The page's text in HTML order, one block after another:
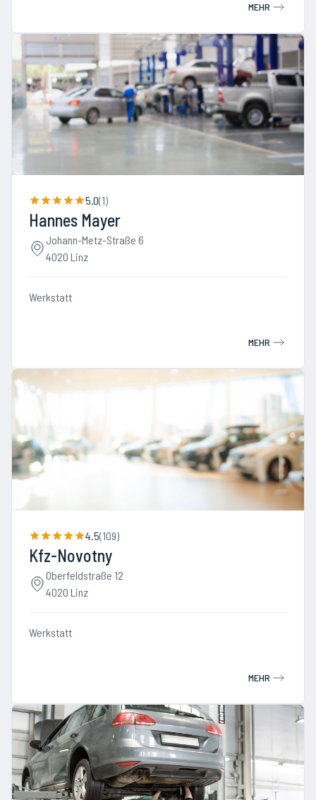
MEHR
5.0(1)
Hannes Mayer
Johann-Metz-Straße 6
4020 Linz
Werkstatt
MEHR
4.5(109)
Kfz-Novotny
Oberfeldstraße 12
4020 Linz
Werkstatt
MEHR